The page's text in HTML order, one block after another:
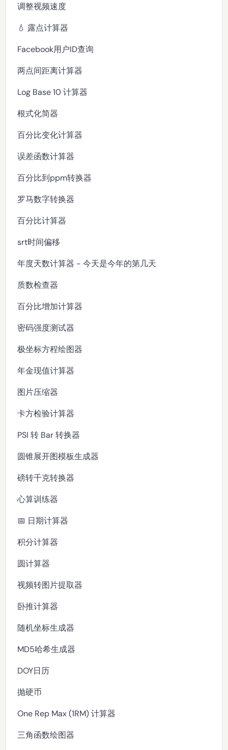
调整视频速度
💧 露点计算器
Facebook用户ID查询
两点间距离计算器
Log Base 10 计算器
根式化简器
百分比变化计算器
误差函数计算器
百分比到ppm转换器
罗马数字转换器
百分比计算器
srt时间偏移
年度天数计算器 - 今天是今年的第几天
质数检查器
百分比增加计算器
密码强度测试器
极坐标方程绘图器
年金现值计算器
图片压缩器
卡方检验计算器
PSI 转 Bar 转换器
圆锥展开图模板生成器
磅转千克转换器
心算训练器
📅 日期计算器
积分计算器
圆计算器
视频转图片提取器
卧推计算器
随机坐标生成器
MD5哈希生成器
DOY日历
抛硬币
One Rep Max (1RM) 计算器
三角函数绘图器